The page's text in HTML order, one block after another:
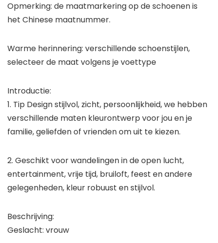
Opmerking: de maatmarkering op de schoenen is
het Chinese maatnummer.
Warme herinnering: verschillende schoenstijlen,
selecteer de maat volgens je voettype
Introductie:
1. Tip Design stijlvol, zicht, persoonlijkheid, we hebben
verschillende maten kleurontwerp voor jou en je
familie, geliefden of vrienden om uit te kiezen.
2. Geschikt voor wandelingen in de open lucht,
entertainment, vrije tijd, bruiloft, feest en andere
gelegenheden, kleur robuust en stijlvol.
Beschrijving:
Geslacht: vrouw